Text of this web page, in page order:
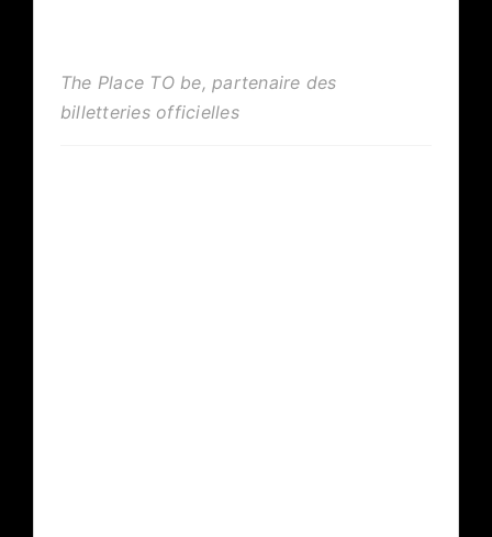
The Place TO be, partenaire des
billetteries officielles